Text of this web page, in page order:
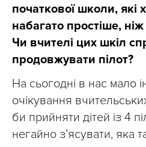
початкової школи, які
набагато простіше,
Чи вчителі цих шкіл
продовжувати пілот?
На сьогодні в нас мало
очікування
би прийняти дітей із 4
негайно з’ясувати, яка